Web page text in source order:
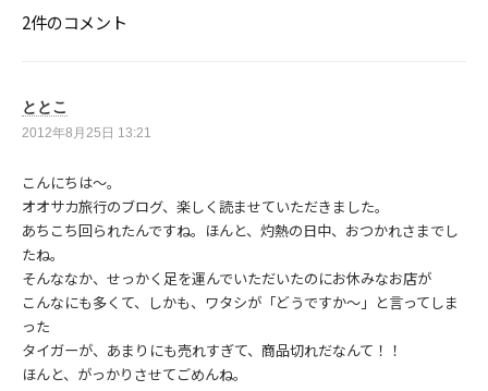
ン
2件のコメント
ととこ
2012年8月25日 13:21
こんにちは～。
オオサカ旅行のブログ、楽しく読ませていただきました。
あちこち回られたんですね。ほんと、灼熱の日中、おつかれさまでし
たね。
そんななか、せっかく足を運んでいただいたのにお休みなお店が
こんなにも多くて、しかも、ワタシが「どうですか～」と言ってしま
った
タイガーが、あまりにも売れすぎて、商品切れだなんて！！
ほんと、がっかりさせてごめんね。